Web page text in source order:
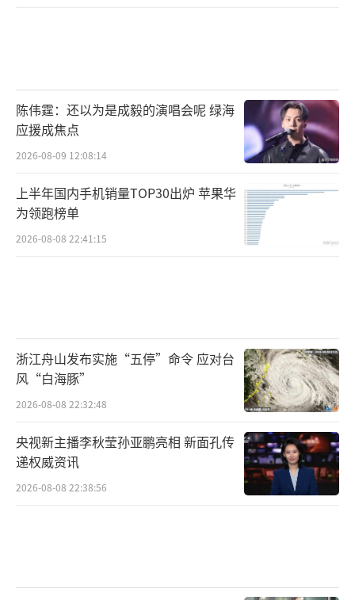
陈伟霆：还以为是成毅的演唱会呢 绿海
应援成焦点
2026-08-09 12:08:14
上半年国内手机销量TOP30出炉 苹果华
为领跑榜单
2026-08-08 22:41:15
浙江舟山发布实施“五停”命令 应对台
风“白海豚”
2026-08-08 22:32:48
央视新主播李秋莹孙亚鹏亮相 新面孔传
递权威资讯
2026-08-08 22:38:56